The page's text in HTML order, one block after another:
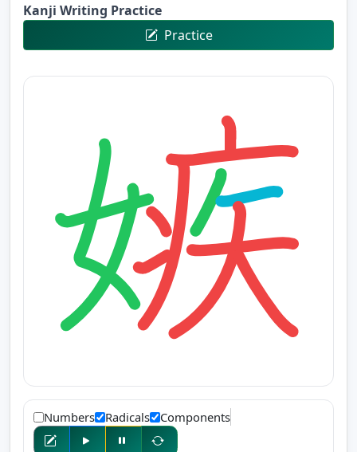
Kanji Writing Practice
Practice
Numbers Radicals Components